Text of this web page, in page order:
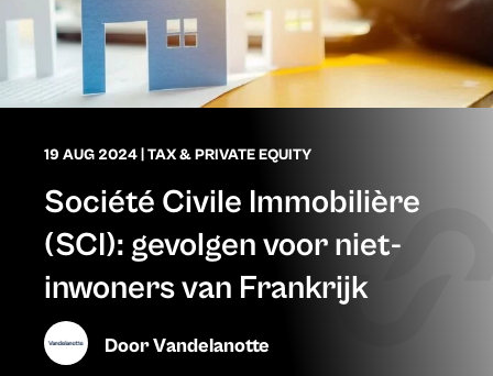
19 AUG 2024 TAX & PRIVATE EQUITY
Société Civile Immobilière
(SCI): gevolgen voor niet-
inwoners van Frankrijk
DoorVandelanotte